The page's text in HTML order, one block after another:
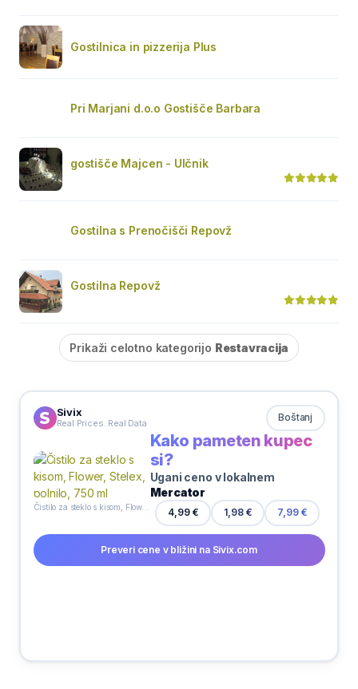
Gostilnica in pizzerija Plus
Pri Marjani d.o.o Gostišče Barbara
gostišče Majcen - Ulčnik
Gostilna s Prenočišči Repovž
Gostilna Repovž
Prikaži celotno kategorijo Restavracija
Sivix
Real Prices. Real Data Boštanj
Kako pameten kupec
si?
Ugani ceno v lokalnem
Mercator
4,99 € 1,98 € 7,99 €
Preveri cene v bližini na Sivix.com